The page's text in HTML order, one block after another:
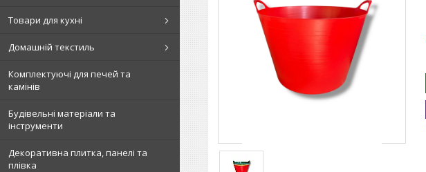
Товари для кухні
Домашній текстиль
Комплектуючі для печей та
камінів
Будівельні матеріали та
інструменти
Декоративна плитка, панелі та
плівка